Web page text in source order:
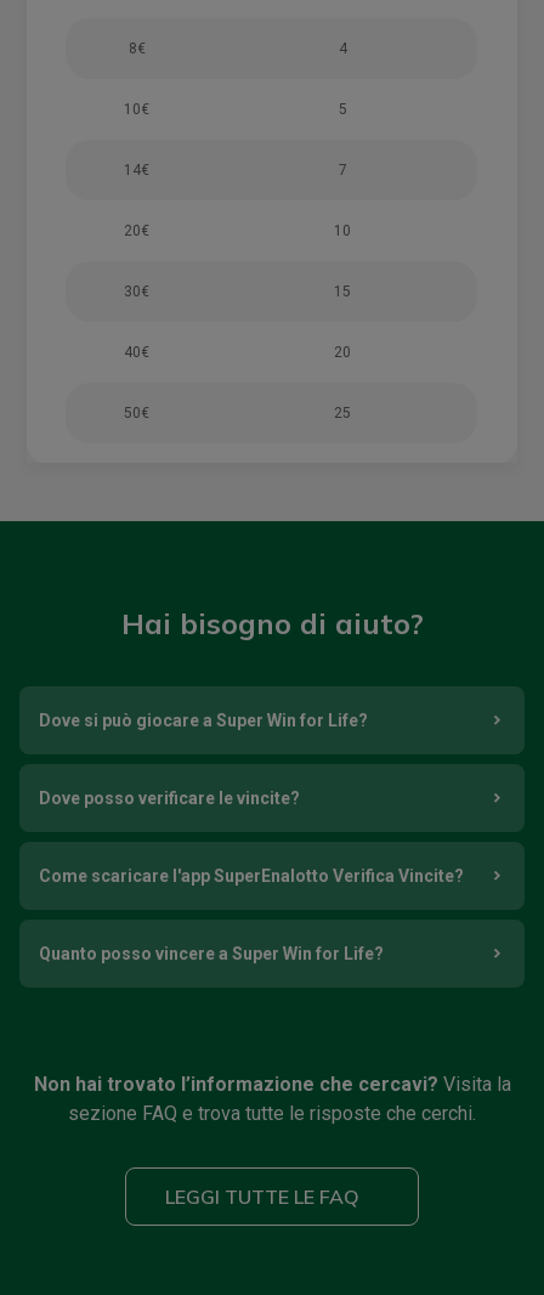
8€ 4
10€ 5
14€ 7
20€ 10
30€ 15
40€ 20
50€ 25
Hai bisogno di aiuto?
Dove si può giocare a Super Win for Life?
Dove posso verificare le vincite?
Come scaricare l'app SuperEnalotto Verifica Vincite?
Quanto posso vincere a Super Win for Life?
Non hai trovato l’informazione che cercavi? Visita la
sezione FAQ e trova tutte le risposte che cerchi.
LEGGI TUTTE LE FAQ